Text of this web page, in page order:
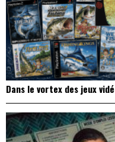
Dans le vortex des jeux